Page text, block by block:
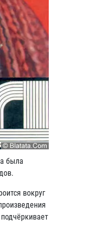
была
вокруг